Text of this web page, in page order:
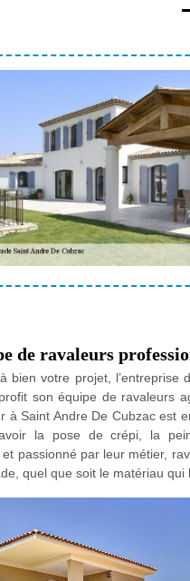
de ravaleurs
bien votre projet, l’entreprise
son équipe de ravaleurs
à Saint Andre De Cubzac
la pose de crépi, la
et passionné par leur métier,
quel que soit le matériau qui